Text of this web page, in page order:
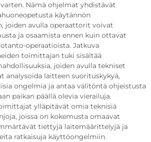
Nämä ohjelmat yhdistävät
käytännön
joiden avulla operaattorit voivat
ja osaamista ennen kuin ottavat
operaatioista. Jatkuva
toimittajan tuki sisältää
joiden avulla tekniset
analysoida laitteen suorituskykyä,
ongelmia ja antaa välitöntä ohjeistusta
paikan päällä olevia vierailuja.
ylläpitävät omia teknisiä
joissa on kokemusta omaavat
tiettyjä laitemäärittelyjä ja
ratkaisuja käyttöongelmiin.